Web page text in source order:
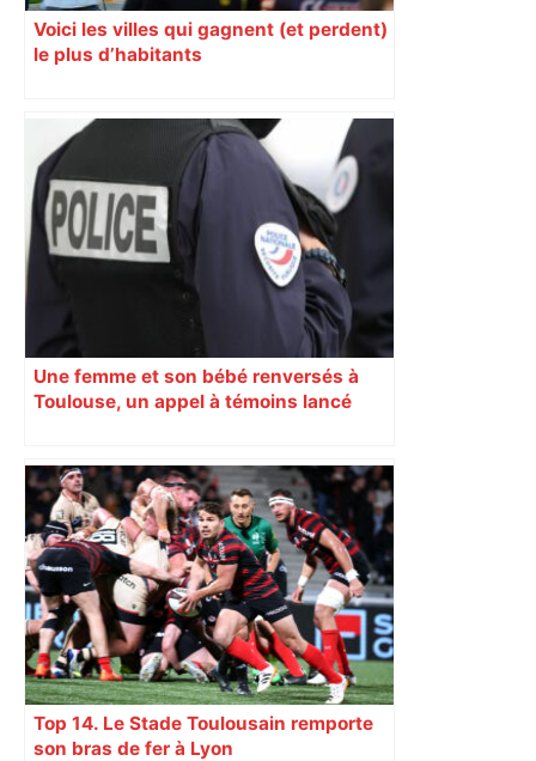
Voici les villes qui gagnent (et perdent)
le plus d’habitants
Une femme et son bébé renversés à
Toulouse, un appel à témoins lancé
Top 14. Le Stade Toulousain remporte
son bras de fer à Lyon